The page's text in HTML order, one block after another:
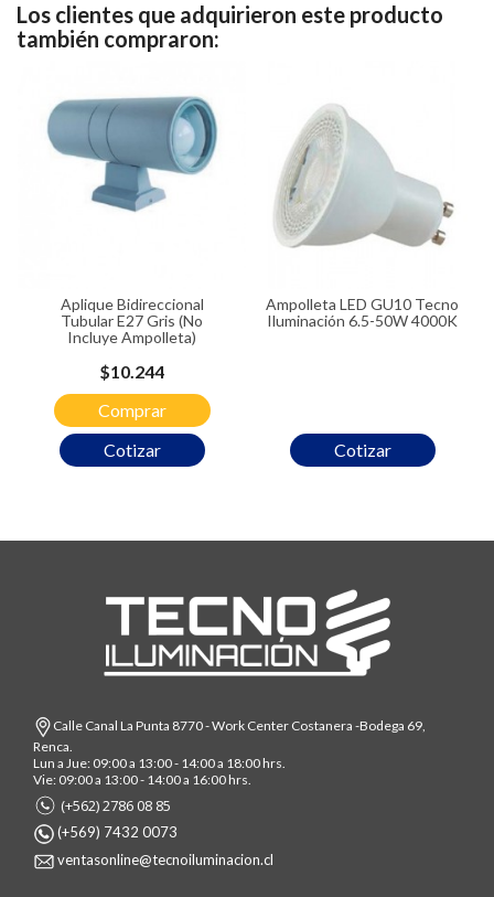
Los clientes que adquirieron este producto
también compraron:
Aplique Bidireccional
Tubular E27 Gris (No
Incluye Ampolleta)
Cotizar
Precio
$10.244
Comprar
Ampolleta LED GU10 Tecno
Iluminación 6.5-50W 4000K
Cotizar
Calle Canal La Punta 8770 - Work Center Costanera -Bodega 69,
Renca.
Lun a Jue: 09:00 a 13:00 - 14:00 a 18:00 hrs.
Vie: 09:00 a 13:00 - 14:00 a 16:00 hrs.
(+562) 2786 08 85
(+569) 7432 0073
ventasonline@tecnoiluminacion.cl